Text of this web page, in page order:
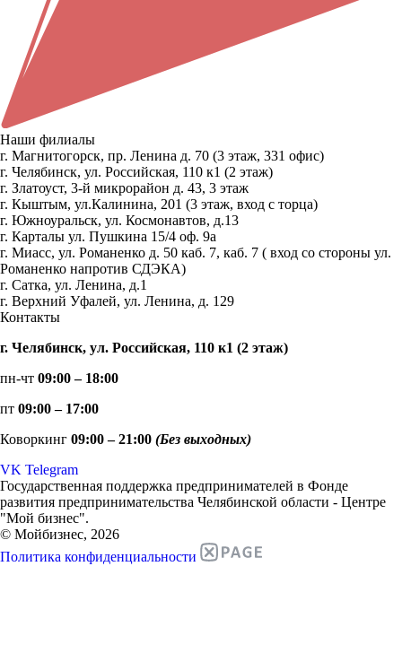
Наши филиалы
г. Магнитогорск, пр. Ленина д. 70 (3 этаж, 331 офис)
г. Челябинск, ул. Российская, 110 к1 (2 этаж)
г. Златоуст, 3-й микрорайон д. 43, 3 этаж
г. Кыштым, ул.Калинина, 201 (3 этаж, вход с торца)
г. Южноуральск, ул. Космонавтов, д.13
г. Карталы ул. Пушкина 15/4 оф. 9а
г. Миасс, ул. Романенко д. 50 каб. 7, каб. 7 ( вход со стороны ул.
Романенко напротив СДЭКА)
г. Сатка, ул. Ленина, д.1
г. Верхний Уфалей, ул. Ленина, д. 129
Контакты
г. Челябинск, ул. Российская, 110 к1 (2 этаж)
пн-чт 09:00 – 18:00
пт 09:00 – 17:00
Коворкинг 09:00 – 21:00 (Без выходных)
VK Telegram
Государственная поддержка предпринимателей в Фонде
развития предпринимательства Челябинской области - Центре
"Мой бизнес".
© Мойбизнес, 2026
Политика конфиденциальности